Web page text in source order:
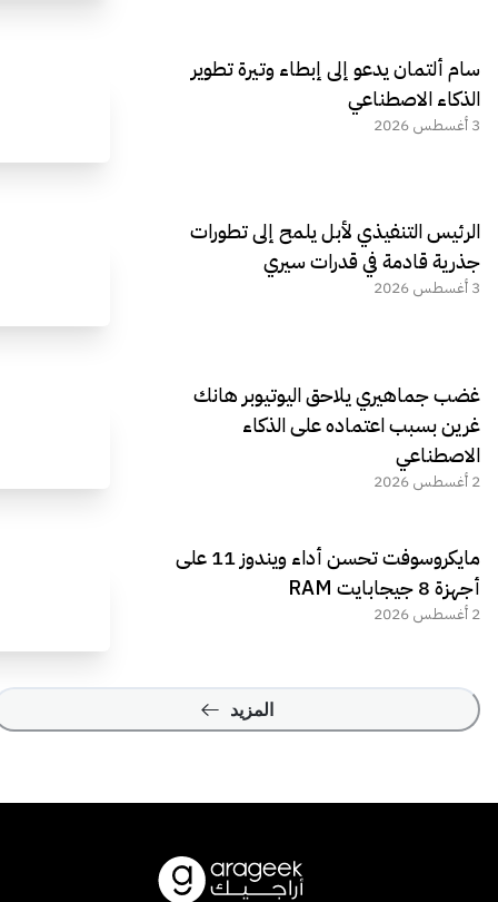
سام ألتمان يدعو إلى إبطاء وتيرة تطوير
الذكاء الاصطناعي
3 أغسطس 2026
الرئيس التنفيذي لأبل يلمح إلى تطورات
جذرية قادمة في قدرات سيري
3 أغسطس 2026
غضب جماهيري يلاحق اليوتيوبر هانك
غرين بسبب اعتماده على الذكاء
الاصطناعي
2 أغسطس 2026
مايكروسوفت تحسن أداء ويندوز 11 على
أجهزة 8 جيجابايت RAM
2 أغسطس 2026
المزيد